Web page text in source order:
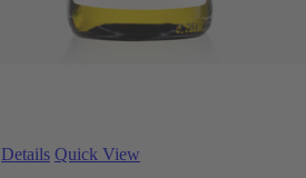
Details Quick View